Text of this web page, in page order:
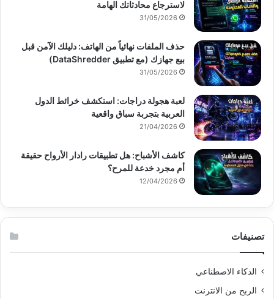
لاسترجاع محادثاتك الهامة
31/05/2026
حذف الملفات نهائياً من الهاتف: دليلك الآمن قبل
بيع جهازك (مع تطبيق DataShredder)
31/05/2026
لعبة هجولة دراجات: استكشف خرائط الدول
العربية بتجربة سباق واقعية
21/04/2026
كاشف الأشباح: هل تطبيقات رادار الأرواح حقيقة
أم مجرد خدعة للمرح؟
12/04/2026
تصنيفات
الذكاء الاصطناعي
الربح من الانترنت